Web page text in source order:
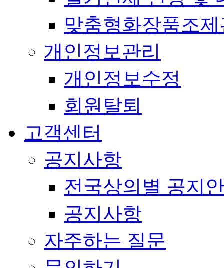
맞춤형화장품조
개인정보관리
개인정보수정
회원탈퇴
고객센터
공지사항
전국상의별 공지
공지사항
자주하는 질문